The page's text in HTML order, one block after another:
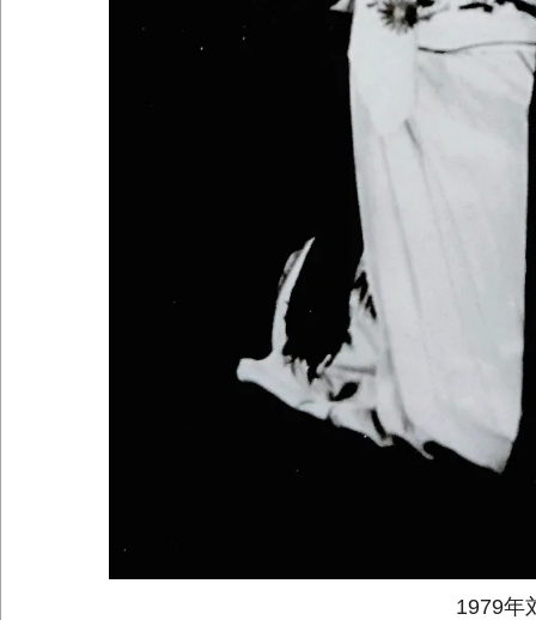
1979年刘